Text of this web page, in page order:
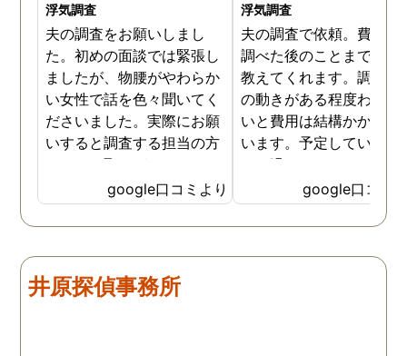
浮気調査
夫の調査をお願いしまし
た。初めの面談では緊張し
ましたが、物腰がやわらか
い女性で話を色々聞いてく
ださいました。実際にお願
いすると調査する担当の方
とのやり取りがメインで、
色々不安や心配な事の共有
をしてくれました。探偵の
方に依頼となると丸投げで
が、二人三脚で協力しあい
ながら、進めて行った感じ
google口コミより
浮気調査
夫の調査で依頼。費用や
調べた後のことまで詳し
教えてくれます。調査対
の動きがある程度わから
いと費用は結構かかると
います。予定していた時
より過ぎてしまいました
が、そのまま調査してい
だき、しっかり証拠取れ
した。あ、もちろん過ぎ
調査が終わって今後どう
google口コミ
井原探偵事務所